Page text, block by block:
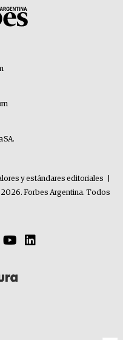
SA.
y estándares editoriales
Forbes Argentina. Todos